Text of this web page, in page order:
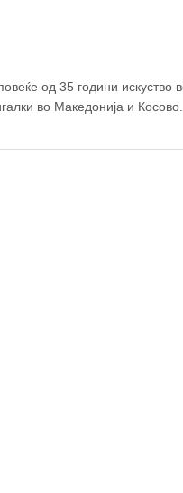
од 35 години искуство
во Македонија и Косово.